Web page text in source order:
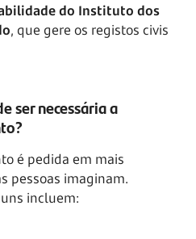
do Instituto dos
, que gere os registos civis
ser necessária a
é pedida em mais
pessoas imaginam.
incluem: